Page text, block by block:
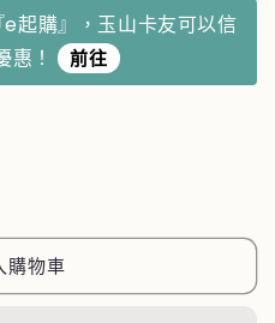
起購』，玉山卡友可以信
惠！ 前往
】
購物車